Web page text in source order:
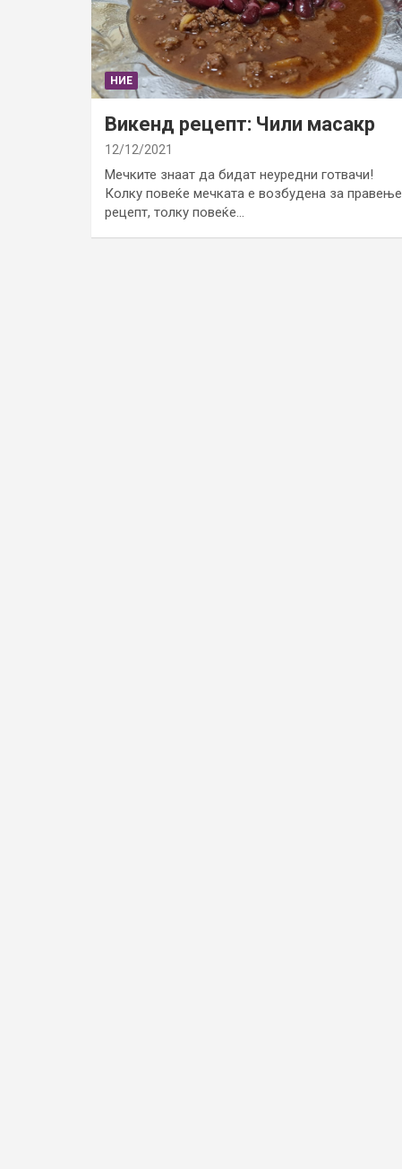
НИЕ
Викенд рецепт: Чили масакр
12/12/2021
Мечките знаат да бидат неуредни готвачи!
Колку повеќе мечката е возбудена за правење
рецепт, толку повеќе…